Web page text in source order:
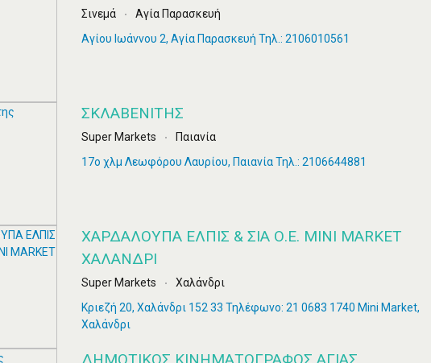
Σινεμά
Αγία Παρασκευή
Αγίου Ιωάννου 2, Αγία Παρασκευή Τηλ.: 2106010561
ΣΚΛΑΒΕΝΊΤΗΣ
Super Markets
Παιανία
17ο χλμ Λεωφόρου Λαυρίου, Παιανία Τηλ.: 2106644881
ΧΑΡΔΑΛΟΥΠΑ ΕΛΠΙΣ & ΣΙΑ Ο.Ε. MINI MARKET
ΧΑΛΑΝΔΡΙ
Super Markets
Χαλάνδρι
Κριεζή 20, Χαλάνδρι 152 33 Τηλέφωνο: 21 0683 1740 Mini Market,
Χαλάνδρι